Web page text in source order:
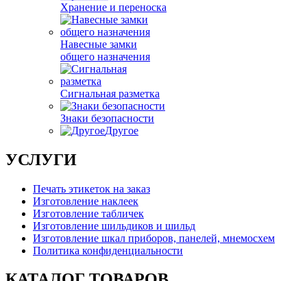
Хранение и переноска
Навесные замки
общего назначения
Сигнальная разметка
Знаки безопасности
Другое
УСЛУГИ
Печать этикеток на заказ
Изготовление наклеек
Изготовление табличек
Изготовление шильдиков и шильд
Изготовление шкал приборов, панелей, мнемосхем
Политика конфиденциальности